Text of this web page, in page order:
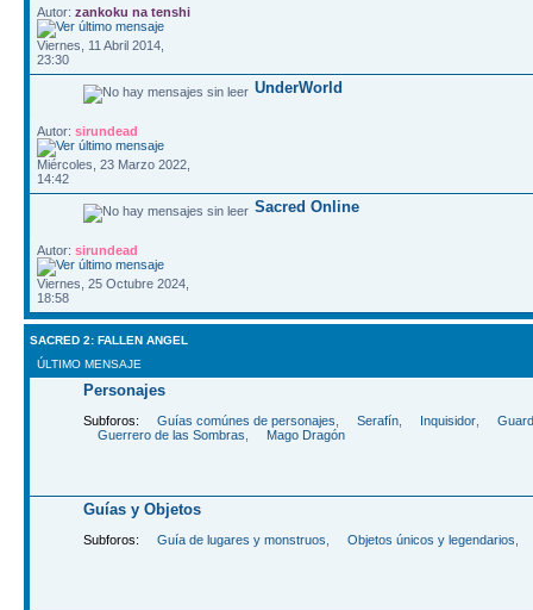
Autor: zankoku na tenshi
Viernes, 11 Abril 2014,
23:30
UnderWorld
Autor: sirundead
Miércoles, 23 Marzo 2022,
14:42
Sacred Online
Autor: sirundead
Viernes, 25 Octubre 2024,
18:58
SACRED 2: FALLEN ANGEL
ÚLTIMO MENSAJE
Personajes
Subforos: Guías comúnes de personajes Serafín Inquisidor
Guerrero de las Sombras
Mago Dragón
Guías y Objetos
Subforos: Guía de lugares y monstruos Objetos únicos y legendarios